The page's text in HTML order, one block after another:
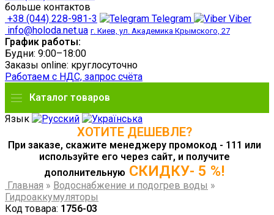
больше контактов
+38 (044) 228-981-3
Telegram
Viber
info@holoda.net.ua г. Киев, ул. Академика Крымского, 27
График работы:
Будни: 9:00–18:00
Заказы online: круглосуточно
Работаем с НДС, запрос счёта
Каталог товаров
Язык
ХОТИТЕ ДЕШЕВЛЕ?
При заказе, скажите менеджеру промокод - 111 или
используйте его через сайт, и получите
дополнительную СКИДКУ- 5 %!
Главная » Водоснабжение и подогрев воды »
Гидроаккумуляторы
Код товара: 1756-03